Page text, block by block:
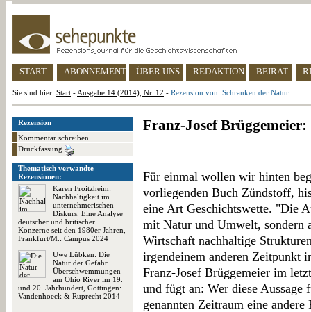
START ABONNEMENT ÜBER UNS REDAKTION BEIRAT
Sie sind hier: Start - Ausgabe 14 (2014), Nr. 12 - Rezension von: Schranken der Natur
Rezension
Kommentar schreiben
Druckfassung
Thematisch verwandte
Rezensionen:
Karen Froitzheim:
Nachhaltigkeit im
unternehmerischen
Diskurs. Eine Analyse
deutscher und britischer
Konzerne seit den 1980er Jahren,
Frankfurt/M.: Campus 2024
Uwe Lübken: Die
Natur der Gefahr.
Überschwemmungen
am Ohio River im 19.
und 20. Jahrhundert, Göttingen:
Vandenhoeck & Ruprecht 2014
Franz-Josef
Für einmal wollen wir hinten
vorliegenden Buch Zündstoff,
eine Art Geschichtswette. "Die
mit Natur und Umwelt, sondern
Wirtschaft nachhaltige
irgendeinem anderen Zeitpunkt
Franz-Josef Brüggemeier im
und fügt an: Wer diese
genannten Zeitraum eine andere